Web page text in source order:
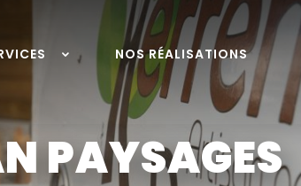
NOS RÉALISATIONS
PAYSAGES